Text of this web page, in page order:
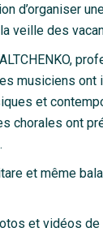
d’organiser
veille des
musiciens ont
et
chorales ont
et même
et vidéos de